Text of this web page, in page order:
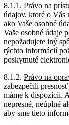
8.1.1. Právo na
údajov, ktoré o Vás
ako Vaše osobné
Vaše osobné údaje
nepožadujete iný
týchto informácií
poskytnuté
8.1.2. Právo na
zabezpečili
máme k dispozícii.
nepresné, neúplné
aby sme tieto